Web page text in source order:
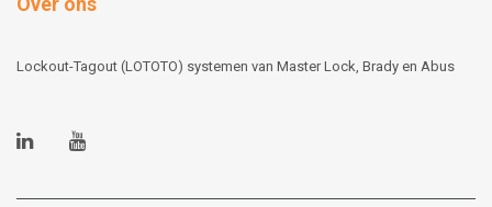
Lockout-Tagout (LOTOTO) systemen van Master Lock, Brady en Abus